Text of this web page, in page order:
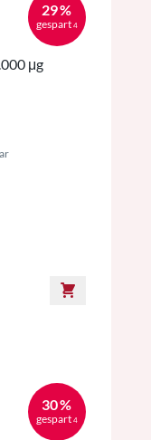
29 %
gespart 4
μg
ggf. zzgl. Versand
ggf. zzgl. Versand
30 %
gespart 4